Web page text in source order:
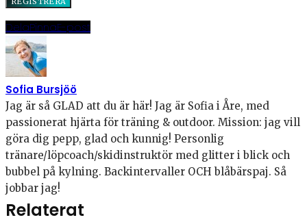
DelaPinnaE-post
Sofia Bursjöö
Jag är så GLAD att du är här! Jag är Sofia i Åre, med
passionerat hjärta för träning & outdoor. Mission: jag vill
göra dig pepp, glad och kunnig! Personlig
tränare/löpcoach/skidinstruktör med glitter i blick och
bubbel på kylning. Backintervaller OCH blåbärspaj. Så
jobbar jag!
Relaterat